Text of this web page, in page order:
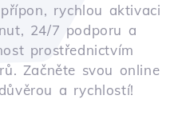
rychlou aktivaci
24/7 podporu a
prostřednictvím
Začněte svou online
a rychlostí!